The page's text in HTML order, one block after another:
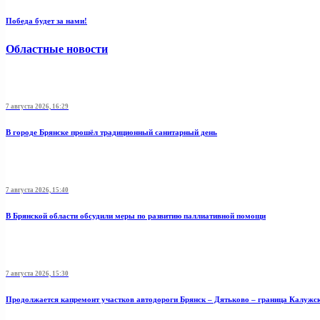
Победа будет за нами!
Областные новости
7 августа 2026, 16:29
В городе Брянске прошёл традиционный санитарный день
7 августа 2026, 15:40
В Брянской области обсудили меры по развитию паллиативной помощи
7 августа 2026, 15:30
Продолжается капремонт участков автодороги Брянск – Дятьково – граница